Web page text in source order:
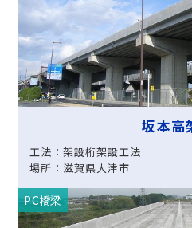
坂本高
工法：架設桁架設工法
場所：滋賀県大津市
PC橋梁